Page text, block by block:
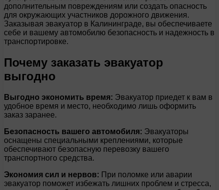
дополнительным повреждениям или создать опасность
для окружающих участников дорожного движения.
Заказывая эвакуатор в Калининграде, вы обеспечиваете
себе и вашему автомобилю безопасность и надежность в
транспортировке.
Почему заказать эвакуатор
выгодно
Выгодно экономить время: Эвакуатор приедет к вам в
удобное время и место, необходимо лишь оформить
заказ заранее.
Безопасность вашего автомобиля: Эвакуаторы
оснащены специальными креплениями, которые
обеспечивают безопасную перевозку вашего
транспортного средства.
Экономия сил и нервов: При поломке или аварии
эвакуатор поможет избежать лишних проблем и стресса,